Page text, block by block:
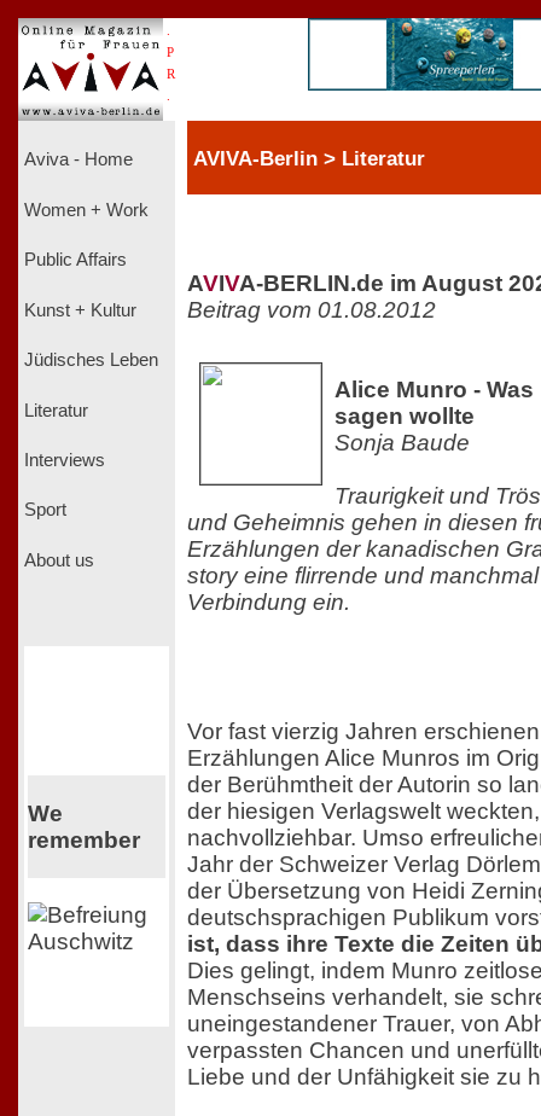
P
R
Aviva - Home
Women + Work
Public Affairs
Kunst + Kultur
Jüdisches Leben
Literatur
Interviews
Sport
About us
We
remember
AVIVA-Berlin > Literatur
AVIVA-BERLIN.de im August
Beitrag vom 01.08.2012
Alice Munro -
sagen wollte
Sonja Baude
Traurigkeit und
und Geheimnis gehen in diesen
Erzählungen der kanadischen
story eine flirrende und
Verbindung ein.
Vor fast vierzig Jahren
Erzählungen Alice Munros im
der Berühmtheit der Autorin so
der hiesigen Verlagswelt
nachvollziehbar. Umso
Jahr der Schweizer Verlag
der Übersetzung von Heidi
deutschsprachigen Publikum
ist, dass ihre Texte die Zeiten
Dies gelingt, indem Munro
Menschseins verhandelt, sie
uneingestandener Trauer, von
verpassten Chancen und
Liebe und der Unfähigkeit sie zu